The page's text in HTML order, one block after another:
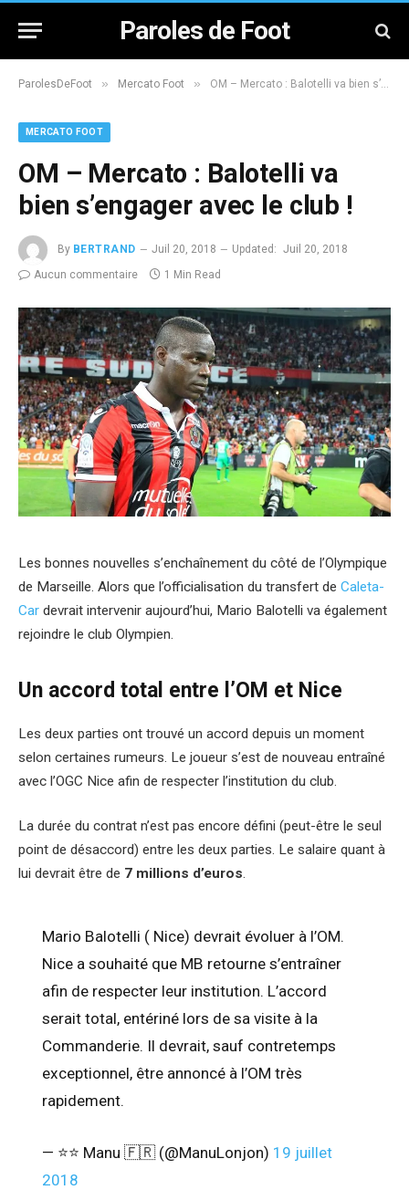
Paroles de Foot
ParolesDeFoot » Mercato Foot » OM – Mercato : Balotelli va bien s’engager avec le club !
MERCATO FOOT
OM – Mercato : Balotelli va
bien s’engager avec le club !
By BERTRAND Juil 20, 2018 Updated: Juil 20, 2018
Aucun commentaire
1 Min Read
Les bonnes nouvelles s’enchaînement du côté de l’Olympique
de Marseille. Alors que l’officialisation du transfert de Caleta-
Car devrait intervenir aujourd’hui, Mario Balotelli va également
rejoindre le club Olympien.
Un accord total entre l’OM et Nice
Les deux parties ont trouvé un accord depuis un moment
selon certaines rumeurs. Le joueur s’est de nouveau entraîné
avec l’OGC Nice afin de respecter l’institution du club.
La durée du contrat n’est pas encore défini (peut-être le seul
point de désaccord) entre les deux parties. Le salaire quant à
lui devrait être de 7 millions d’euros.
Mario Balotelli ( Nice) devrait évoluer à l’OM.
Nice a souhaité que MB retourne s’entraîner
afin de respecter leur institution. L’accord
serait total, entériné lors de sa visite à la
Commanderie. Il devrait, sauf contretemps
exceptionnel, être annoncé à l’OM très
rapidement.
— ⭐️⭐️ Manu 🇫🇷 (@ManuLonjon) 19 juillet
2018